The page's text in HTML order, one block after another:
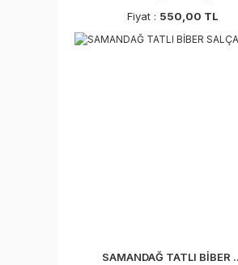
Fiyat : 550,00 TL
SAMANDAĞ TATLI BİBER